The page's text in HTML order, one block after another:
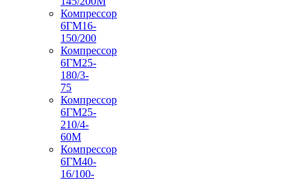
Компрессор
6ГМ16-
150/200
Компрессор
6ГМ25-
180/3-
75
Компрессор
6ГМ25-
210/4-
60М
Компрессор
6ГМ40-
16/100-